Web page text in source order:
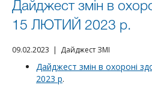
Дайджест змін в
15 ЛЮТИЙ 2023 р.
09.02.2023 | Дайджест ЗМІ
Дайджест змін в охороні
2023 р.